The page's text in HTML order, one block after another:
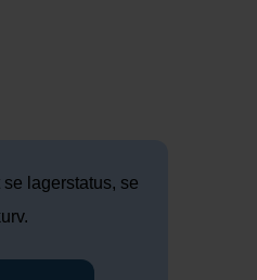
lagerstatus, se